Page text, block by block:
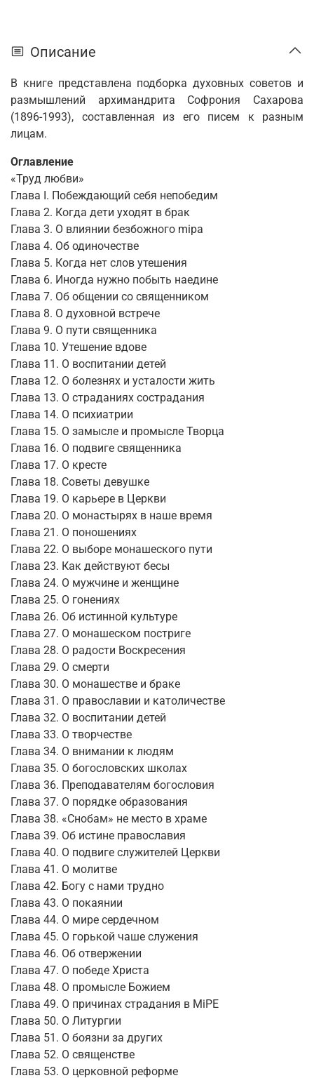
Описание
В книге представлена подборка духовных советов и
размыш­лений архимандрита Софрония Сахарова
(1896-1993), состав­ленная из его писем к разным
лицам.
Оглавление
«Труд любви»
Глава I. Побеждающий себя непобедим
Глава 2. Когда дети уходят в брак
Глава 3. О влиянии безбожного mipa
Глава 4. Об одиночестве
Глава 5. Когда нет слов утешения
Глава 6. Иногда нужно побыть наедине
Глава 7. Об общении со священником
Глава 8. О духовной встрече
Глава 9. О пути священника
Глава 10. Утешение вдове
Глава 11. О воспитании детей
Глава 12. О болезнях и усталости жить
Глава 13. О страданиях сострадания
Глава 14. О психиатрии
Глава 15. О замысле и промысле Творца
Глава 16. О подвиге священника
Глава 17. О кресте
Глава 18. Советы девушке
Глава 19. О карьере в Церкви
Глава 20. О монастырях в наше время
Глава 21. О поношениях
Глава 22. О выборе монашеского пути
Глава 23. Как действуют бесы
Глава 24. О мужчине и женщине
Глава 25. О гонениях
Глава 26. Об истинной культуре
Глава 27. О монашеском постриге
Глава 28. О радости Воскресения
Глава 29. О смерти
Глава 30. О монашестве и браке
Глава 31. О православии и католичестве
Глава 32. О воспитании детей
Глава 33. О творчестве
Глава 34. О внимании к людям
Глава 35. О богословских школах
Глава 36. Преподавателям богословия
Глава 37. О порядке образования
Глава 38. «Снобам» не место в храме
Глава 39. Об истине православия
Глава 40. О подвиге служителей Церкви
Глава 41. О молитве
Глава 42. Богу с нами трудно
Глава 43. О покаянии
Глава 44. О мире сердечном
Глава 45. О горькой чаше служения
Глава 46. Об отвержении
Глава 47. О победе Христа
Глава 48. О промысле Божием
Глава 49. О причинах страдания в MiPE
Глава 50. О Литургии
Глава 51. О боязни за других
Глава 52. О священстве
Глава 53. О церковной реформе